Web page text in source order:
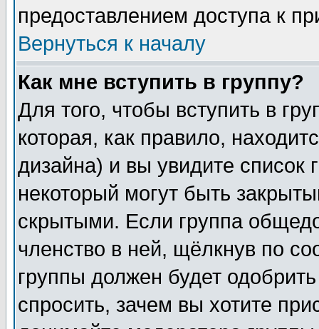
предоставлением доступа к
Вернуться к началу
Как мне вступить в группу?
Для того, чтобы вступить в
которая, как правило,
дизайна) и вы увидите список
некоторый могут быть
скрытыми. Если группа
членство в ней, щёлкнув по
группы должен будет
спросить, зачем вы хотите